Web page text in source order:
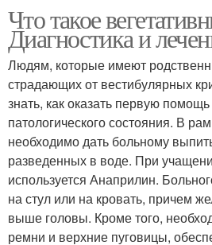
Что такое
Диагностика и
Людям, которые имеют
страдающих от вестибулярных
знать, как оказать первую
патологического состояния. В
необходимо дать больному
разведенных в воде. При
используется Анаприлин.
на стул или на кровать, причем
выше головы. Кроме того,
ремни и верхние пуговицы,